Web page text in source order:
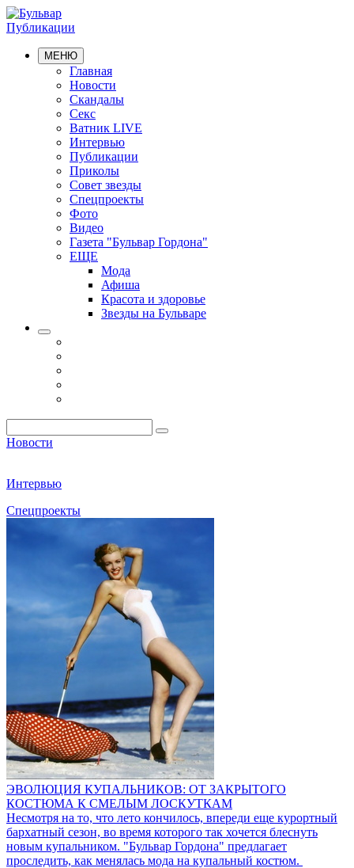
Публикации
МЕНЮ
Главная
Новости
Скандалы
Секс
Ватник LIVE
Интервью
Публикации
Приколы
Совет звезды
Спецпроекты
Фото
Видео
Газета "Бульвар Гордона"
ЕЩЕ
Мода
Афиша
Красота и здоровье
Звезды на Бульваре
Новости
Интервью
Спецпроекты
ЭВОЛЮЦИЯ КУПАЛЬНИКОВ: ОТ ЗАКРЫТОГО
КОСТЮМА К СМЕЛЫМ ЛОСКУТКАМ
Несмотря на то, что лето кончилось, впереди еще курортный
бархатный сезон, во время которого так хочется блеснуть
новым купальником. "Бульвар Гордона" предлагает
проследить, как менялась мода на купальный костюм.